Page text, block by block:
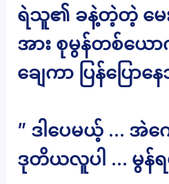
ရဲသူ၏ ခနဲ့တဲ့တဲ့ မေ
အား စုမွန်တစ်ယော
ချေကာ ပြန်ပြော
” ဒါပေမယ့် … အဲ
ဒုတိယလူပါ … မွန်